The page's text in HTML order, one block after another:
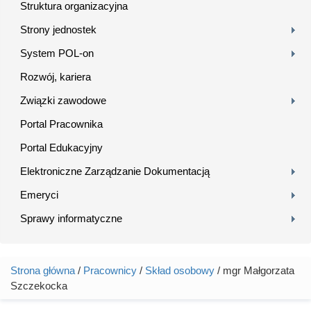
Struktura organizacyjna
Strony jednostek
System POL-on
Rozwój, kariera
Związki zawodowe
Portal Pracownika
Portal Edukacyjny
Elektroniczne Zarządzanie Dokumentacją
Emeryci
Sprawy informatyczne
Jesteś tutaj
Strona główna / Pracownicy / Skład osobowy / mgr Małgorzata
Szczekocka